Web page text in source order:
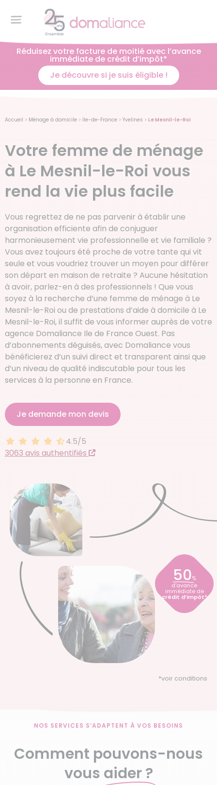
Réduisez votre facture de moitié avec l’avance
immédiate de crédit d’impôt*
Je découvre si je suis éligible !
Accueil > Ménage à domicile > Ile-de-France > Yvelines > Le Mesnil-le-Roi
Votre femme de ménage
à Le Mesnil-le-Roi vous
rend la vie plus facile
Vous regrettez de ne pas parvenir à établir une
organisation efficiente afin de conjuguer
harmonieusement vie professionnelle et vie familiale ?
Vous avez toujours été proche de votre tante qui vit
seule et vous voudriez trouver un moyen pour différer
son départ en maison de retraite ? Aucune hésitation
à avoir, parlez-en à des professionnels ! Que vous
soyez à la recherche d’une femme de ménage à Le
Mesnil-le-Roi ou de prestations d’aide à domicile à Le
Mesnil-le-Roi, il suffit de vous informer auprès de votre
agence Domaliance Ile de France Ouest. Pas
d’abonnements déguisés, avec Domaliance vous
bénéficierez d’un suivi direct et transparent ainsi que
d’un niveau de qualité indiscutable pour tous les
services à la personne en France.
Je demande mon devis
4.5 sur 5
4.5/5
3063 avis authentifiés
50%
d’avance
immédiate de
crédit d’impôt*
*voir conditions
NOS SERVICES S’ADAPTENT À VOS BESOINS
Comment pouvons-nous
vous aider ?